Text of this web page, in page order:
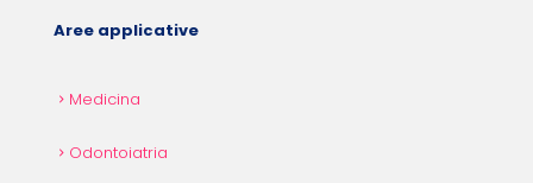
Aree applicative
Medicina
Odontoiatria